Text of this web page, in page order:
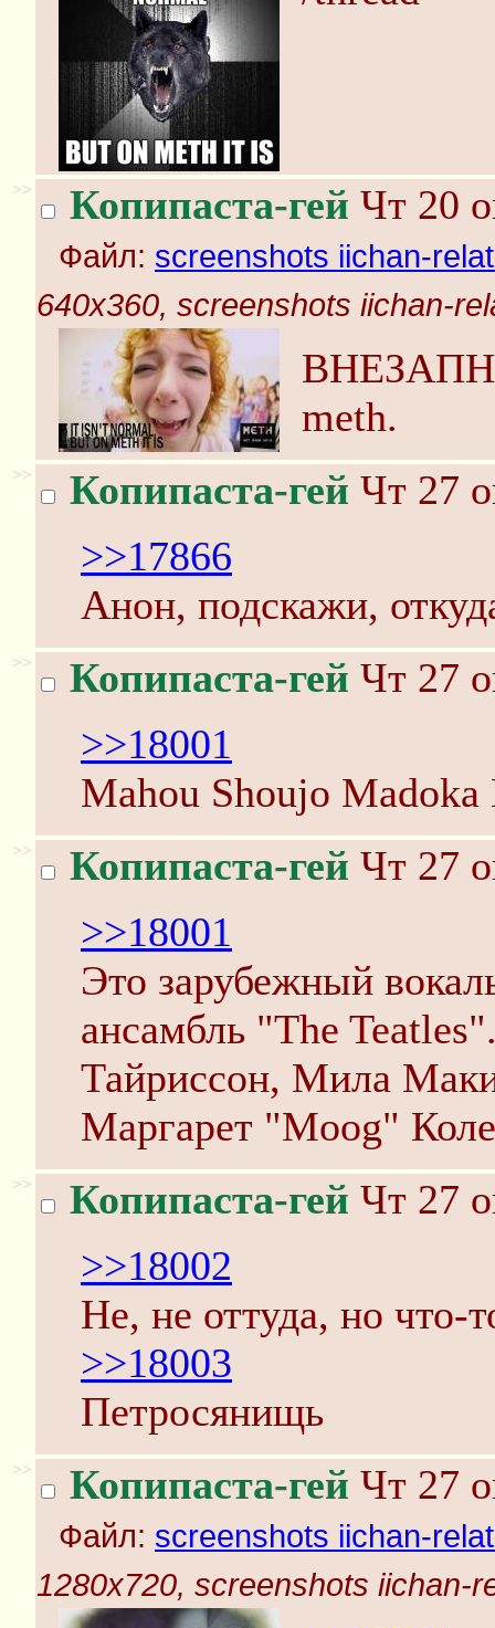
>> Копипаста-гей Чт 20
Файл: screenshots iichan-
640x360, screenshots iichan-
meth.
>> Копипаста-гей Чт 27
>>17866
Анон, подскажи,
>> Копипаста-гей Чт 27
>>18001
Mahou Shoujo Madoka
>> Копипаста-гей Чт 27
>>18001
Это зарубежный
ансамбль "The
Тайриссон, Мила
Маргарет "Moog"
>> Копипаста-гей Чт 27
>>18002
Не, не оттуда, но что-
>>18003
Петросянищь
>> Копипаста-гей Чт 27
Файл: screenshots iichan-
1280x720, screenshots iichan-